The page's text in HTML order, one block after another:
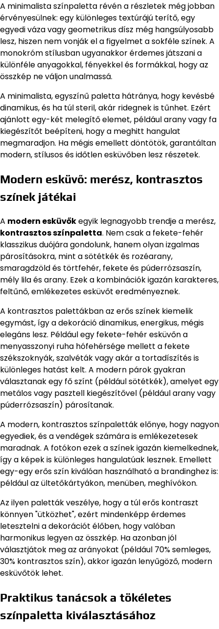
A minimalista színpaletta révén a részletek még jobban
érvényesülnek: egy különleges textúrájú terítő, egy
egyedi váza vagy geometrikus dísz még hangsúlyosabb
lesz, hiszen nem vonják el a figyelmet a sokféle színek. A
monokróm stílusban ugyanakkor érdemes játszani a
különféle anyagokkal, fényekkel és formákkal, hogy az
összkép ne váljon unalmassá.
A minimalista, egyszínű paletta hátránya, hogy kevésbé
dinamikus, és ha túl steril, akár ridegnek is tűnhet. Ezért
ajánlott egy-két melegítő elemet, például arany vagy fa
kiegészítőt beépíteni, hogy a meghitt hangulat
megmaradjon. Ha mégis emellett döntötök, garantáltan
modern, stílusos és időtlen esküvőben lesz részetek.
Modern esküvő: merész, kontrasztos
színek játékai
A modern esküvőkegyik legnagyobb trendje a merész,
kontrasztos színpaletta. Nem csak a fekete-fehér
klasszikus duójára gondolunk, hanem olyan izgalmas
párosításokra, mint a sötétkék és rozéarany,
smaragdzöld és törtfehér, fekete és púderrózsaszín,
mély lila és arany. Ezek a kombinációk igazán karakteres,
feltűnő, emlékezetes esküvőt eredményeznek.
A kontrasztos palettákban az erős színek kiemelik
egymást, így a dekoráció dinamikus, energikus, mégis
elegáns lesz. Például egy fekete-fehér esküvőn a
menyasszonyi ruha hófehérsége mellett a fekete
székszoknyák, szalvéták vagy akár a tortadíszítés is
különleges hatást kelt. A modern párok gyakran
választanak egy fő színt (például sötétkék), amelyet egy
metálos vagy pasztell kiegészítővel (például arany vagy
púderrózsaszín) párosítanak.
A modern, kontrasztos színpaletták előnye, hogy nagyon
egyediek, és a vendégek számára is emlékezetesek
maradnak. A fotókon ezek a színek igazán kiemelkednek,
így a képek is különleges hangulatúak lesznek. Emellett
egy-egy erős szín kiválóan használható a brandinghez is:
például az ültetőkártyákon, menüben, meghívókon.
Az ilyen paletták veszélye, hogy a túl erős kontraszt
könnyen "ütközhet", ezért mindenképp érdemes
letesztelni a dekorációt élőben, hogy valóban
harmonikus legyen az összkép. Ha azonban jól
választjátok meg az arányokat (például 70% semleges,
30% kontrasztos szín), akkor igazán lenyűgöző, modern
esküvőtök lehet.
Praktikus tanácsok a tökéletes
színpaletta kiválasztásához